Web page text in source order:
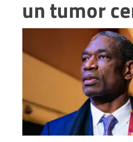
un tumor